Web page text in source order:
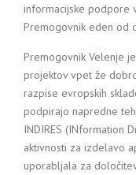
informacijske podpore
Premogovnik eden od
Premogovnik Velenje
projektov vpet že
razpise evropskih
podpirajo napredne
INDIRES (INformation
aktivnosti za izdelavo
uporabljala za